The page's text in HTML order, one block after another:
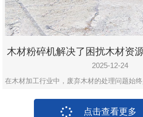
木材粉碎机解决了困扰木材资
2025-12-24
在木材加工行业中，废弃木材的处理问题始
点击查看更多